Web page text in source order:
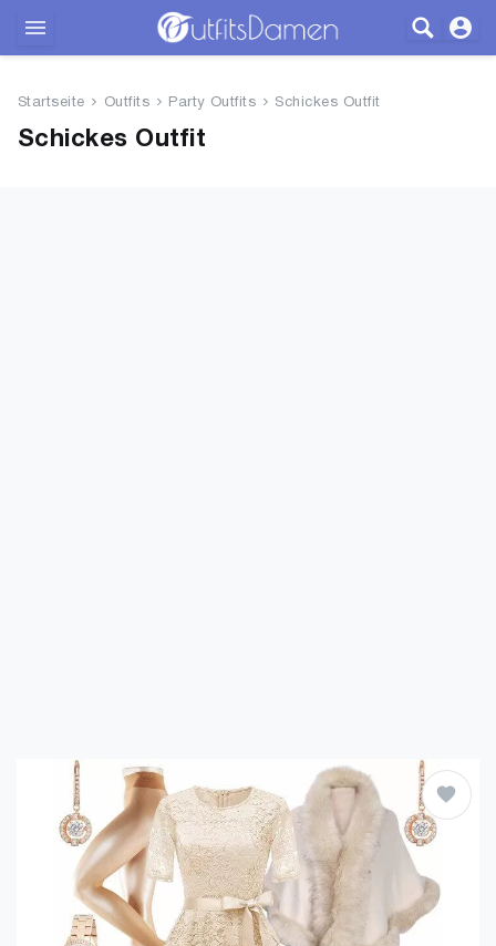
Bekleidung
Startseite Outfits Party Outfits Schickes Outfit
Schickes Outfit